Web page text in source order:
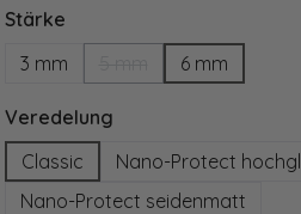
Stärkeauswählen
3 mm
(Diese Option ist
6 mm
Veredelungauswählen
Classic
Nano-Protect
Nano-Protect seidenmatt